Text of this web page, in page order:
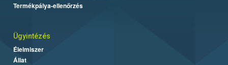
Termékpálya-ellenőrzés
Ügyintézés
Élelmiszer
Állat